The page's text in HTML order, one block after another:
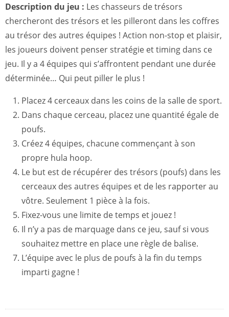
Description du jeu : Les chasseurs de trésors
chercheront des trésors et les pilleront dans les coffres
au trésor des autres équipes ! Action non-stop et plaisir,
les joueurs doivent penser stratégie et timing dans ce
jeu. Il y a 4 équipes qui s’affrontent pendant une durée
déterminée… Qui peut piller le plus !
Placez 4 cerceaux dans les coins de la salle de sport.
Dans chaque cerceau, placez une quantité égale de
poufs.
Créez 4 équipes, chacune commençant à son
propre hula hoop.
Le but est de récupérer des trésors (poufs) dans les
cerceaux des autres équipes et de les rapporter au
vôtre. Seulement 1 pièce à la fois.
Fixez-vous une limite de temps et jouez !
Il n’y a pas de marquage dans ce jeu, sauf si vous
souhaitez mettre en place une règle de balise.
L’équipe avec le plus de poufs à la fin du temps
imparti gagne !